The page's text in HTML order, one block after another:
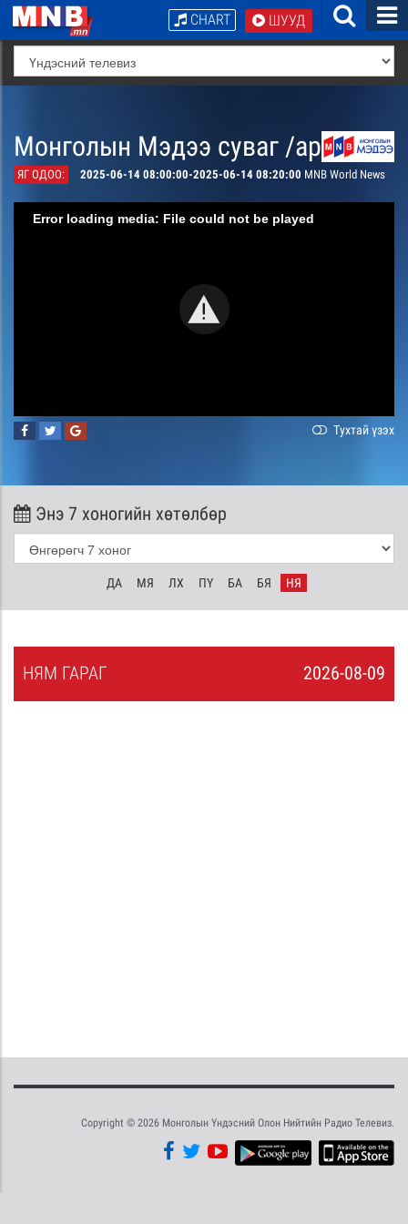
ШУУД
CHART
Монголын Мэдээ суваг /архив/
ЯГ ОДОО: 2025-06-14 08:00:00-2025-06-14 08:20:00 MNB World News
Error loading media: File could not be played
Тухтай үзэх
Энэ 7 хоногийн хөтөлбөр
ДА МЯ ЛХ ПҮ БА БЯ НЯ
2026-08-09
НЯМ ГАРАГ
Copyright © 2026 Монголын Үндэсний Олон Нийтийн Радио Телевиз.